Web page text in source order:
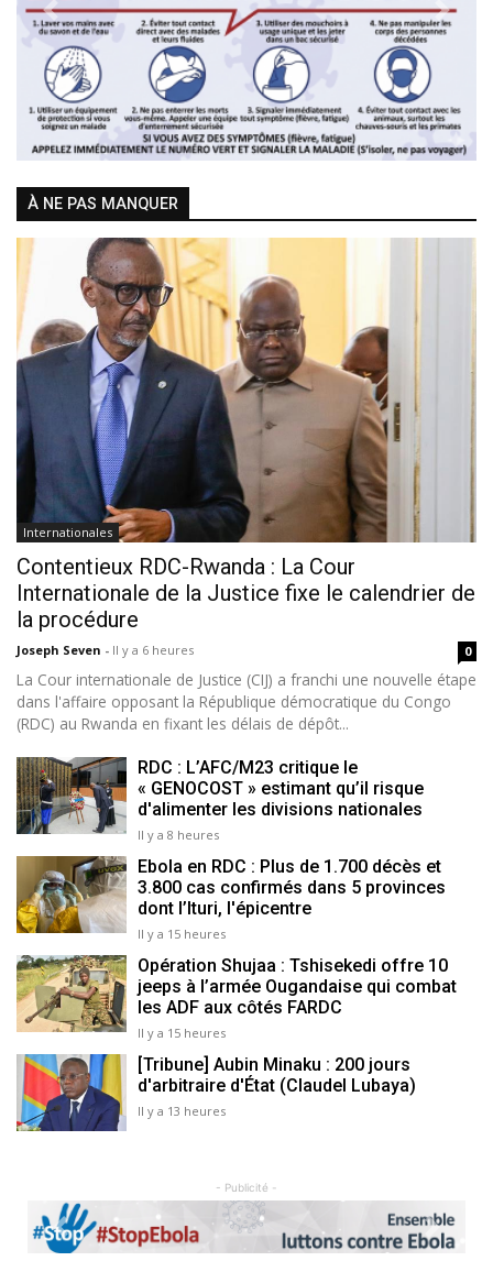
Previous Next
À NE PAS MANQUER
Internationales
Contentieux RDC-Rwanda : La Cour
Internationale de la Justice fixe le calendrier de
la procédure
Joseph Seven - Il y a 6 heures 0
La Cour internationale de Justice (CIJ) a franchi une nouvelle étape
dans l'affaire opposant la République démocratique du Congo
(RDC) au Rwanda en fixant les délais de dépôt...
RDC : L’AFC/M23 critique le
« GENOCOST » estimant qu’il risque
d'alimenter les divisions nationales
Il y a 8 heures
Ebola en RDC : Plus de 1.700 décès et
3.800 cas confirmés dans 5 provinces
dont l’Ituri, l'épicentre
Il y a 15 heures
Opération Shujaa : Tshisekedi offre 10
jeeps à l’armée Ougandaise qui combat
les ADF aux côtés FARDC
Il y a 15 heures
[Tribune] Aubin Minaku : 200 jours
d'arbitraire d'État (Claudel Lubaya)
Il y a 13 heures
- Publicité -
Previous Next